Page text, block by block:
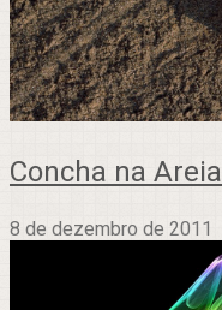
Concha na Areia
8 de dezembro de 2011